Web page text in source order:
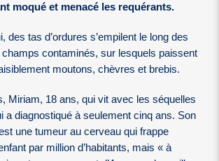
moqué et menacé les requérants.
des tas d’ordures s’empilent le long des
contaminés, sur lesquels paissent
moutons, chèvres et brebis.
Miriam, 18 ans, qui vit avec les séquelles
a diagnostiqué à seulement cinq ans. Son
une tumeur au cerveau qui frappe
par million d’habitants, mais « à